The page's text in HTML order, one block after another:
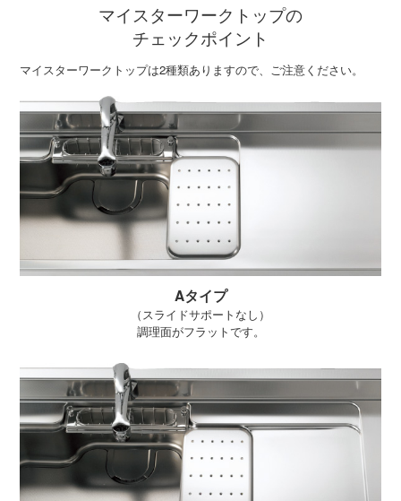
マイスターワークトップの
チェックポイント
マイスターワークトップは2種類ありますので、ご注意ください。
Aタイプ
（スライドサポートなし）
調理面がフラットです。